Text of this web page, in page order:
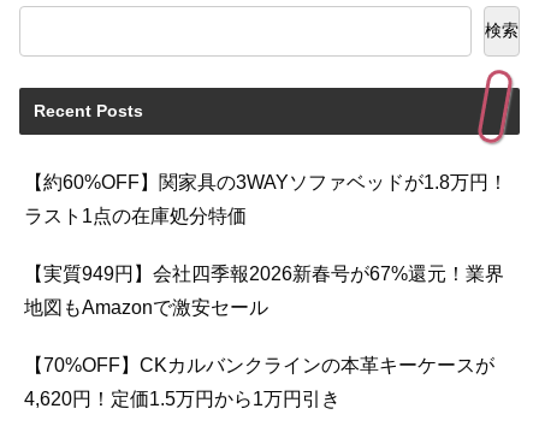
検索
Recent Posts
【約60%OFF】関家具の3WAYソファベッドが1.8万円！
ラスト1点の在庫処分特価
【実質949円】会社四季報2026新春号が67%還元！業界
地図もAmazonで激安セール
【70%OFF】CKカルバンクラインの本革キーケースが
4,620円！定価1.5万円から1万円引き